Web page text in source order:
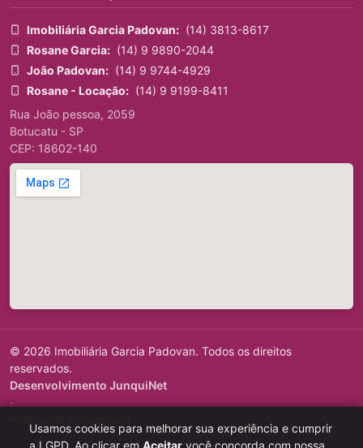
Imobiliária Garcia Padovan: (14) 3813-8617
Rosane Garcia: (14) 9 9890-2044
João Padovan: (14) 9 9744-4929
Rosane - Locação: (14) 9 9199-8411
Rua João pessoa, 2059
Botucatu - SP
CEP: 18602-140
© 2026 Imobiliária Garcia Padovan. Todos os direitos
reservados.
Desenvolvimento JunquiNet
·
Usamos cookies para melhorar sua experiência e cumprir
a LGPD. Ao clicar em Aceitar você concorda com nossa